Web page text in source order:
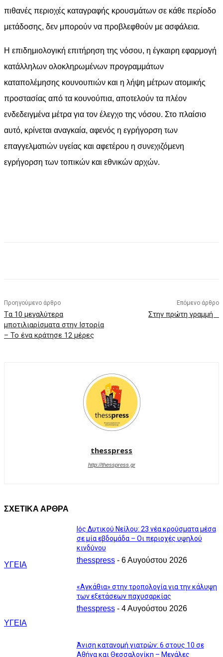
πιθανές περιοχές καταγραφής κρουσμάτων σε κάθε περίοδο
μετάδοσης, δεν μπορούν να προβλεφθούν με ασφάλεια.
Η επιδημιολογική επιτήρηση της νόσου, η έγκαιρη εφαρμογή
κατάλληλων ολοκληρωμένων προγραμμάτων
καταπολέμησης κουνουπιών και η λήψη μέτρων ατομικής
προστασίας από τα κουνούπια, αποτελούν τα πλέον
ενδεδειγμένα μέτρα για τον έλεγχο της νόσου. Στο πλαίσιο
αυτό, κρίνεται αναγκαία, αφενός η εγρήγορση των
επαγγελματιών υγείας και αφετέρου η συνεχιζόμενη
εγρήγορση των τοπικών και εθνικών αρχών.
Προηγούμενο άρθρο
Tα 10 μεγαλύτερα
μποτιλιαρίσματα στην Ιστορία
– Το ένα κράτησε 12 μέρες
Επόμενο άρθρο
Στην πρώτη γραμμή
thesspress
http://thesspress.gr
ΣΧΕΤΙΚΑ ΑΡΘΡΑ
ΥΓΕΙΑ
Ιός Δυτικού Νείλου: 23 νέα κρούσματα μέσα
σε μία εβδομάδα – Οι περιοχές υψηλού
κινδύνου
thesspress - 6 Αυγούστου 2026
ΥΓΕΙΑ
«Αγκάθια» στην τροπολογία για την κάλυψη
των εξετάσεων παχυσαρκίας
thesspress - 4 Αυγούστου 2026
Άνιση κατανομή γιατρών: 6 στους 10 σε
Αθήνα και Θεσσαλονίκη – Μεγάλες